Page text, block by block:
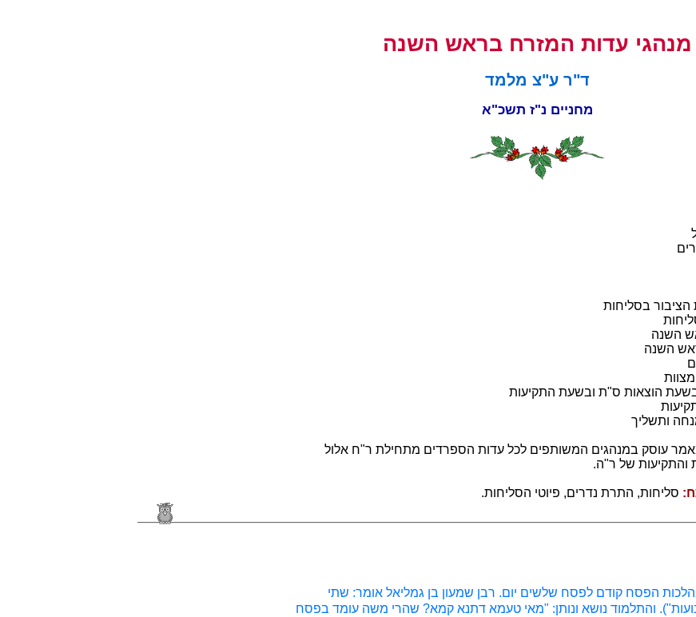
מנהגי עדות המזרח בראש השנה
ד"ר ע"צ מלמד
מחניים נ"ז תשכ"א
בסליחות
השנה
השנה
בשעת הוצאות ס"ת ובשעת התקיעות
ותשליך
עוסק במנהגים המשותפים לכל עדות הספרדים מתחילת ר"ח אלול
והתקיעות של ר"ה.
סליחות, התרת נדרים, פיוטי הסליחות.
בהלכות הפסח קודם לפסח שלשים יום. רבן שמעון בן גמליאל אומר: שתי
והתלמוד נושא ונותן: "מאי טעמא דתנא קמא? שהרי משה עומד בפסח